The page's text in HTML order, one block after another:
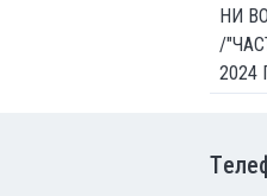
НИ
/
2024